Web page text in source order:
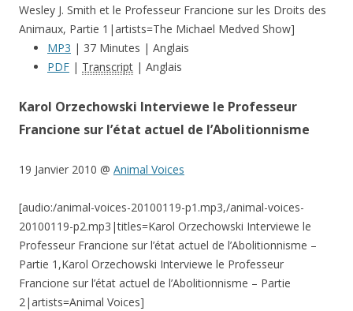
Wesley J. Smith et le Professeur Francione sur les Droits des
Animaux, Partie 1|artists=The Michael Medved Show]
MP3 | 37 Minutes | Anglais
PDF | Transcript | Anglais
Karol Orzechowski Interviewe le Professeur
Francione sur l’état actuel de l’Abolitionnisme
19 Janvier 2010 @ Animal Voices
[audio:/animal-voices-20100119-p1.mp3,/animal-voices-
20100119-p2.mp3|titles=Karol Orzechowski Interviewe le
Professeur Francione sur l’état actuel de l’Abolitionnisme –
Partie 1,Karol Orzechowski Interviewe le Professeur
Francione sur l’état actuel de l’Abolitionnisme – Partie
2|artists=Animal Voices]